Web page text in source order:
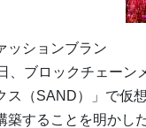
ッションブラン
、ブロックチェーン
ス（SAND）」で仮
築することを明かした